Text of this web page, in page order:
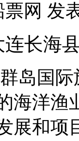
网 发
连长海
岛国
海洋渔
展和项